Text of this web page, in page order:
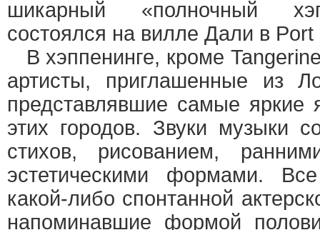
шикарный «полночный
состоялся на вилле Дали в Port
В хэппенинге, кроме
артисты, приглашенные из
представлявшие самые яркие
этих городов. Звуки музыки
стихов, рисованием,
эстетическими формами.
какой-либо спонтанной
напоминавшие формой